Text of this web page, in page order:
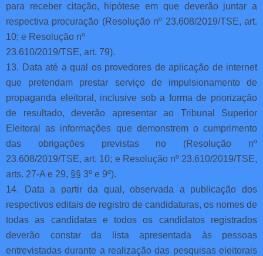
para receber citação, hipótese em que deverão juntar a
respectiva procuração (Resolução nº 23.608/2019/TSE, art.
10; e Resolução nº
23.610/2019/TSE, art. 79).
13. Data até a qual os provedores de aplicação de internet
que pretendam prestar serviço de impulsionamento de
propaganda eleitoral, inclusive sob a forma de priorização
de resultado, deverão apresentar ao Tribunal Superior
Eleitoral as informações que demonstrem o cumprimento
das obrigações previstas no (Resolução nº
23.608/2019/TSE, art. 10; e Resolução nº 23.610/2019/TSE,
arts. 27-A e 29, §§ 3º e 9º).
14. Data a partir da qual, observada a publicação dos
respectivos editais de registro de candidaturas, os nomes de
todas as candidatas e todos os candidatos registrados
deverão constar da lista apresentada às pessoas
entrevistadas durante a realização das pesquisas eleitorais